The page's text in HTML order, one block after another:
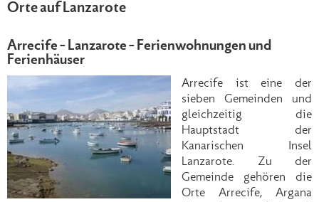
Orte auf Lanzarote
Arrecife - Lanzarote - Ferienwohnungen und
Ferienhäuser
Arrecife ist eine der
sieben Gemeinden und
gleichzeitig die
Hauptstadt der
Kanarischen Insel
Lanzarote. Zu der
Gemeinde gehören die
Orte Arrecife, Argana